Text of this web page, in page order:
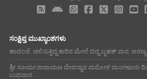
ಸಂಕ್ಷಿಪ್ತ ಮುಖ್ಯಾಂಶಗಳು
ಹಾವಂಜೆ: ಚಲಿಸುತ್ತಿದ್ದ ಕಾರಿನ ಮೇಲೆ ಬಿದ್ದ ಬೃಹತ್ ಮರ;
ಶ್ರೀ ಸೂರ್ಯನಾರಾಯಣ ದೇವಸ್ಥಾನ ಮರೋಳಿ ಮಂಗಳೂರು
ಬುಧವಾರ...